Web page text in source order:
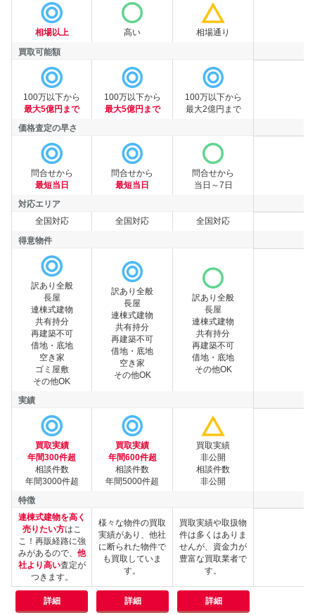
買取額
買取可能額
買取可能額
価格査定の早さ
価格査定の早さ
対応エリア
対応エリア
得意物件
得意物件
実績
特徴
特徴
相場以上
100万以下から
最大5億円まで
問合せから
最短当日
全国対応
訳あり全般
長屋
連棟式建物
共有持分
再建築不可
借地・底地
空き家
ゴミ屋敷
その他OK
買取実績
年間300件超
相談件数
年間3000件超
連棟式建物を高く
売りたい方はこ
こ！再販経路に強
みがあるので、 他
社より高い査定が
つきます。
詳細
高い
100万以下から
最大5億円まで
問合せから
最短当日
全国対応
訳あり全般
長屋
連棟式建物
共有持分
再建築不可
借地・底地
空き家
その他OK
買取実績
年間600件超
相談件数
年間5000件超
様々な物件の買取
実績があり、他社
に断られた物件で
も買取していま
す。
詳細
相場通り
100万以下から
最大2億円まで
問合せから
当日～7日
全国対応
訳あり全般
長屋
連棟式建物
共有持分
再建築不可
借地・底地
その他OK
買取実績
非公開
相談件数
非公開
買取実績や取扱物
件は多くはありま
せんが、資金力が
豊富な買取業者で
す。
詳細